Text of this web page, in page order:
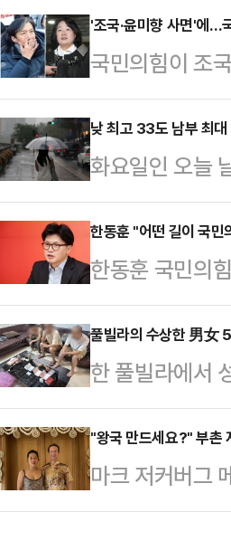
'조국·윤미향 사면'에…
국민의힘이 조
펼치고 있다.
통령이 국론 분
이 대통령의 지
감지된다. 하지
우위를 점하기
문제부터 빨리
국무회의를 열
낮 최고 33도 남부 최
화요일인 오늘
어지겠다.기상
원 중남부와 충
가 내리는 곳
은 곳 전남 남
산·경남
5~40mm, 제주
5mm …
한동훈 "어떤 길이 국민
한동훈 국민의
호남에서 보수
하기 위한 것임
막을 수 있는
주광역시의 한
남의 보수정치
선을 견제하겠
문"이라고 강
풀빌라의 수상한 男女
한 풀빌라에서
체포됐다.지난
국 이민청은 6
오스 여성 2명
추적한 후 현장
"왕국 만드세요?" 부촌
마크 저커버그
이웃들에게 민